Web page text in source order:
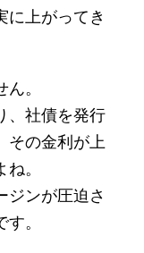
に上がってき
。
、社債を発行
その金利が上
。
ンが圧迫さ
。